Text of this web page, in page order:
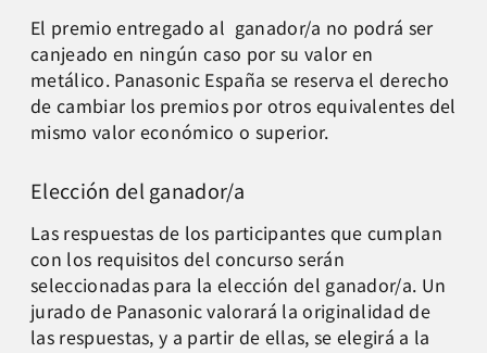
El premio entregado al ganador/a no podrá ser
canjeado en ningún caso por su valor en
metálico. Panasonic España se reserva el derecho
de cambiar los premios por otros equivalentes del
mismo valor económico o superior.
Elección del ganador/a
Las respuestas de los participantes que cumplan
con los requisitos del concurso serán
seleccionadas para la elección del ganador/a. Un
jurado de Panasonic valorará la originalidad de
las respuestas, y a partir de ellas, se elegirá a la